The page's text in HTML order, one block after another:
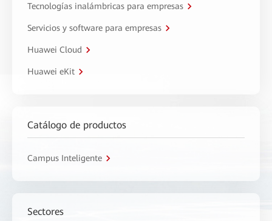
Tecnologías inalámbricas para empresas
Servicios y software para empresas
Huawei Cloud
Huawei eKit
Catálogo de productos
Campus Inteligente
Sectores